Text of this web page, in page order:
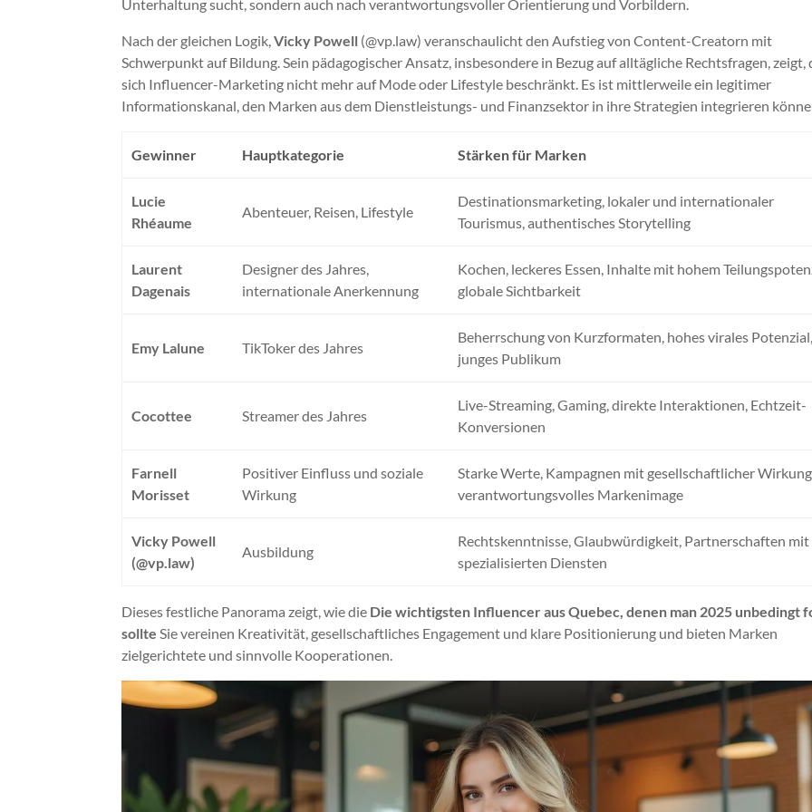
Unterhaltung sucht, sondern auch nach verantwortungsvoller Orientierung und Vorbildern.
Nach der gleichen Logik,Vicky Powell (@vp.law) veranschaulicht den Aufstieg von Content-Creatorn mit
Schwerpunkt auf Bildung. Sein pädagogischer Ansatz, insbesondere in Bezug auf alltägliche Rechtsfragen, zeigt,
sich Influencer-Marketing nicht mehr auf Mode oder Lifestyle beschränkt. Es ist mittlerweile ein legitimer
Informationskanal, den Marken aus dem Dienstleistungs- und Finanzsektor in ihre Strategien integrieren
Gewinner Hauptkategorie Stärken für Marken
Lucie
Rhéaume
Abenteuer, Reisen, Lifestyle
Destinationsmarketing, lokaler und internationaler
Tourismus, authentisches Storytelling
Laurent
Dagenais
Designer des Jahres,
internationale Anerkennung
Kochen, leckeres Essen, Inhalte mit hohem
globale Sichtbarkeit
Emy Lalune TikToker des Jahres
Beherrschung von Kurzformaten, hohes virales Potenzial,
junges Publikum
Cocottee Streamer des Jahres
Live-Streaming, Gaming, direkte Interaktionen, Echtzeit-
Konversionen
Farnell
Morisset
Positiver Einfluss und soziale
Wirkung
Starke Werte, Kampagnen mit gesellschaftlicher
verantwortungsvolles Markenimage
Vicky Powell
(@vp.law)
Ausbildung
Rechtskenntnisse, Glaubwürdigkeit, Partnerschaften mit
spezialisierten Diensten
Dieses festliche Panorama zeigt, wie die Die wichtigsten Influencer aus Quebec, denen man 2025 unbedingt
sollte Sie vereinen Kreativität, gesellschaftliches Engagement und klare Positionierung und bieten Marken
zielgerichtete und sinnvolle Kooperationen.